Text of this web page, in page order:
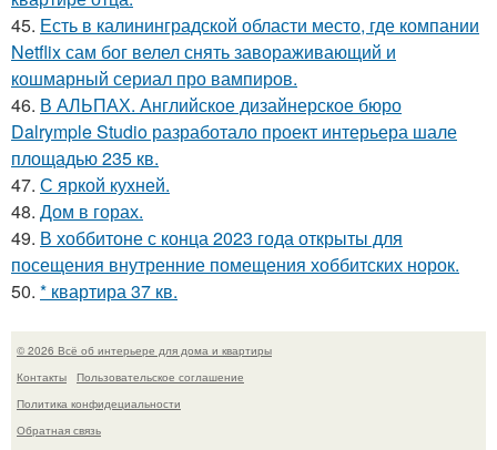
45. Есть в калининградской области место, где компании
Netflix сам бог велел снять завораживающий и
кошмарный сериал про вампиров.
46. В АЛЬПАХ. Английское дизайнерское бюро
Dalrymple Studio разработало проект интерьера шале
площадью 235 кв.
47. С яркой кухней.
48. Дом в горах.
49. В хоббитоне с конца 2023 года открыты для
посещения внутренние помещения хоббитских норок.
50. * квартира 37 кв.
© 2026 Всё об интерьере для дома и квартиры
Контакты
Пользовательское соглашение
Политика конфидециальности
Обратная связь